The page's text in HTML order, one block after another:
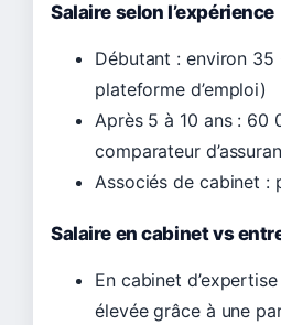
Salaire selon l’expérience
Débutant : environ
plateforme d’emploi)
Après 5 à 10 ans : 60
comparateur
Associés de cabinet :
Salaire en cabinet vs
En cabinet
élevée grâce à une